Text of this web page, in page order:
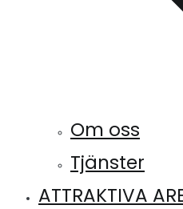
Om oss
Tjänster
ATTRAKTIVA